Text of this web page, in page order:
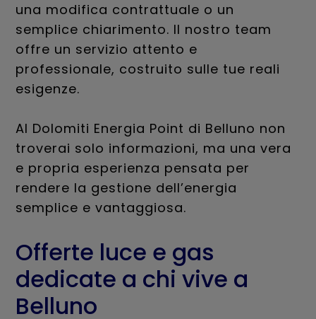
una modifica contrattuale o un
semplice chiarimento. Il nostro team
offre un servizio attento e
professionale, costruito sulle tue reali
esigenze.
Al Dolomiti Energia Point di Belluno non
troverai solo informazioni, ma una vera
e propria esperienza pensata per
rendere la gestione dell’energia
semplice e vantaggiosa.
Offerte luce e gas
dedicate a chi vive a
Belluno